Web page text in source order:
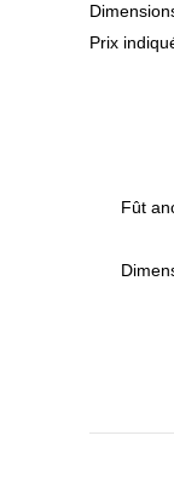
Prix
Fût